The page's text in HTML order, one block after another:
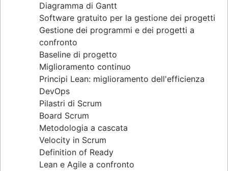
Agile e Scrum a confronto
Perfezionamento del backlog
Confronto tra Scrum Master e project
manager
Diagramma di Gantt
Software gratuito per la gestione dei progetti
Gestione dei programmi e dei progetti a
confronto
Baseline di progetto
Miglioramento continuo
Principi Lean: miglioramento dell'efficienza
DevOps
Pilastri di Scrum
Board Scrum
Metodologia a cascata
Velocity in Scrum
Definition of Ready
Lean e Agile a confronto